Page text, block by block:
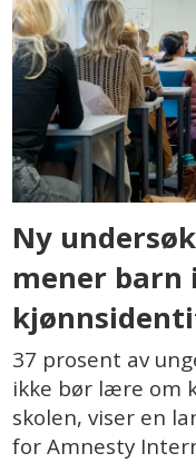
Ny
mener
37 prosent av
ikke bør lære om
skolen, viser en
for Amnesty